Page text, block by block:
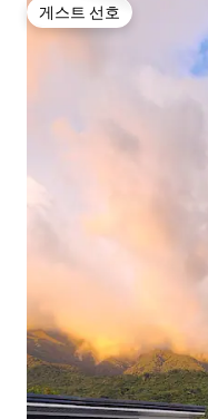
게스트 선호
게스트 선호